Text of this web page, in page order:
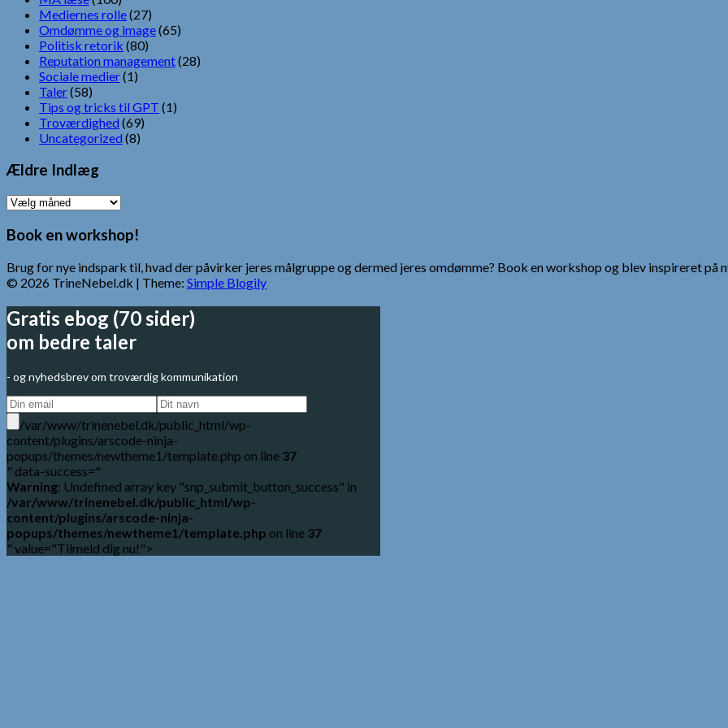
Mediernes rolle(27)
Omdømme og image(65)
Politisk retorik (80)
Reputation management(28)
Sociale medier(1)
Taler(58)
Tips og tricks til GPT (1)
Troværdighed (69)
Uncategorized (8)
Ældre Indlæg
Ældre
Book en workshop!
Brug for nye indspark til, hvad der påvirker jeres målgruppe og dermed jeres omdømme? Book en workshop og blev inspireret på
© 2026 TrineNebel.dk | Theme: Simple Blogily
Gratis ebog (70 sider)
om bedre taler
- og nyhedsbrev om troværdig kommunikation
/var/www/trinenebel.dk/public_html/wp-
content/plugins/arscode-ninja-
popups/themes/newtheme1/template.php on line 37
" data-success="
Warning: Undefined array key "snp_submit_button_success" in
/var/www/trinenebel.dk/public_html/wp-
content/plugins/arscode-ninja-
popups/themes/newtheme1/template.php on line 37
" value="Tilmeld dig nu!">